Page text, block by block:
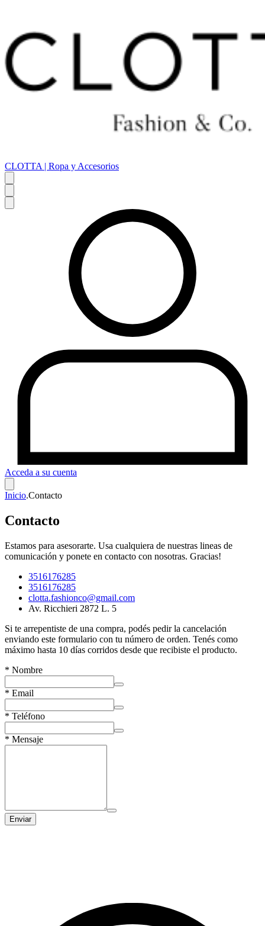
CLOTTA | Ropa y Accesorios
Acceda a su cuenta
Inicio.Contacto
Contacto
Estamos para asesorarte. Usa cualquiera de nuestras lineas de
comunicación y ponete en contacto con nosotras. Gracias!
3516176285
3516176285
clotta.fashionco@gmail.com
Av. Ricchieri 2872 L. 5
Si te arrepentiste de una compra, podés pedir la cancelación
enviando este formulario con tu número de orden. Tenés como
máximo hasta 10 días corridos desde que recibiste el producto.
* Nombre
* Email
* Teléfono
* Mensaje
Enviar